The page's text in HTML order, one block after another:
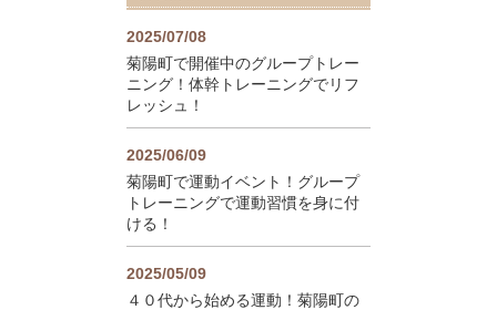
2025/07/08
菊陽町で開催中のグループトレー
ニング！体幹トレーニングでリフ
レッシュ！
2025/06/09
菊陽町で運動イベント！グループ
トレーニングで運動習慣を身に付
ける！
2025/05/09
４０代から始める運動！菊陽町の